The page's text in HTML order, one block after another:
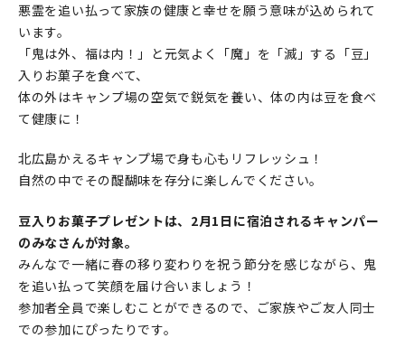
悪霊を追い払って家族の健康と幸せを願う意味が込められて
います。
「鬼は外、福は内！」と元気よく「魔」を「滅」する「豆」
入りお菓子を食べて、
体の外はキャンプ場の空気で鋭気を養い、体の内は豆を食べ
て健康に！
北広島かえるキャンプ場で身も心もリフレッシュ！
自然の中でその醍醐味を存分に楽しんでください。
豆入りお菓子プレゼントは、2月1日に宿泊されるキャンパー
のみなさんが対象。
みんなで一緒に春の移り変わりを祝う節分を感じながら、鬼
を追い払って笑顔を届け合いましょう！
参加者全員で楽しむことができるので、ご家族やご友人同士
での参加にぴったりです。